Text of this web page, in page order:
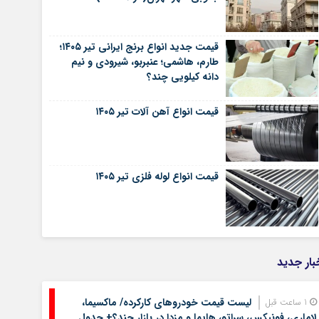
قیمت جدید انواع برنج ایرانی تیر ۱۴۰۵؛
طارم، هاشمی؛ عنبربو، شیرودی و نیم
دانه کیلویی چند؟
قیمت انواع آهن آلات تیر ۱۴۰۵
قیمت انواع لوله فلزی تیر ۱۴۰۵
جدید
لیست قیمت خودروهای کارکرده/ ماکسیما،